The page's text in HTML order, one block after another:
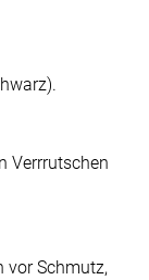
Verrrutschen
vor Schmutz,